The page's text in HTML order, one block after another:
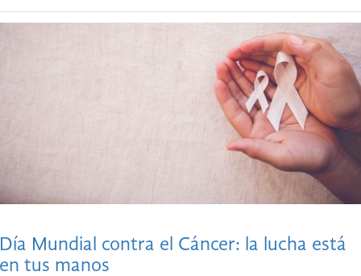
Día Mundial contra el Cáncer: la lucha está
en tus manos